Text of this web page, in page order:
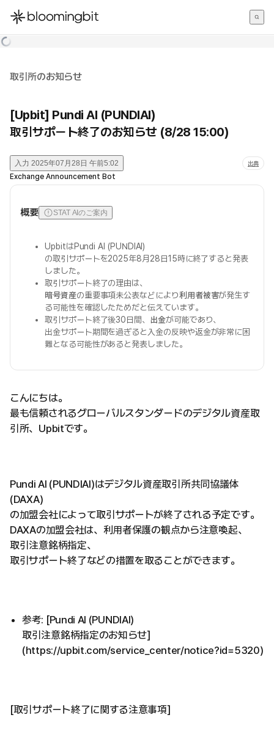
한국어
取引所のお知らせ
[Upbit] Pundi AI (PUNDIAI)
取引サポート終了のお知らせ (8/28 15:00)
入力 2025年07月28日 午前5:02 出典
Exchange Announcement Bot
概要 STAT AIのご案内
UpbitはPundi AI (PUNDIAI)
の取引サポートを2025年8月28日15時に終了すると発表
しました。
取引サポート終了の理由は、
暗号資産の重要事項未公表などにより利用者被害が発生す
る可能性を確認したためだと伝えています。
取引サポート終了後30日間、 出金が可能であり、
出金サポート期間を過ぎると入金の反映や返金が非常に困
難となる可能性があると発表しました。
こんにちは。
最も信頼されるグローバルスタンダードのデジタル資産取
引所、Upbitです。
Pundi AI (PUNDIAI)はデジタル資産取引所共同協議体
(DAXA)
の加盟会社によって取引サポートが終了される予定です。
DAXAの加盟会社は、利用者保護の観点から注意喚起、
取引注意銘柄指定、
取引サポート終了などの措置を取ることができます。
参考: [Pundi AI (PUNDIAI)
取引注意銘柄指定のお知らせ]
(https://upbit.com/service_center/notice?id=5320)
[取引サポート終了に関する注意事項]